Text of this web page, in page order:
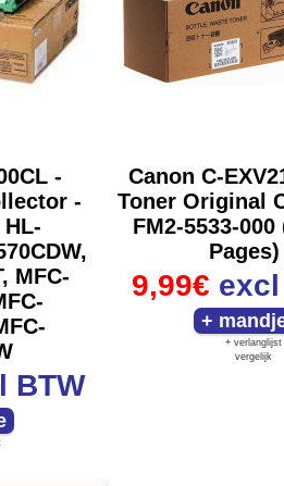
-
-
MFC-
BTW
Canon C-
Toner Original
FM2-5533-000
Pages)
9,99€ excl
+ verlanglijst
vergelijk